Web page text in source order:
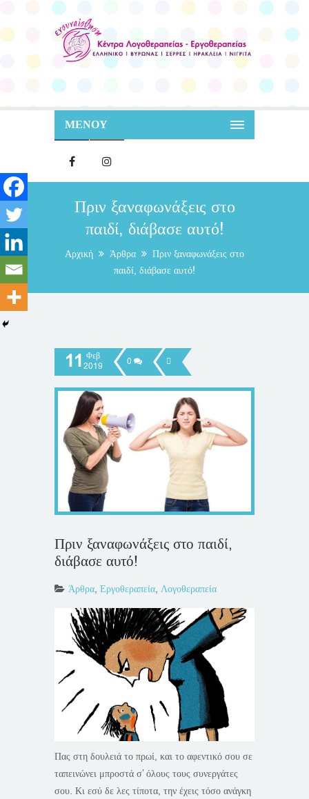
ΜΕΝΟΥ
Πριν ξαναφωνάξεις στο
παιδί, διάβασε αυτό!
Αρχική Άρθρα
Πριν ξαναφωνάξεις στο
παιδί, διάβασε αυτό!
11 Φεβ
2019
0
Πριν ξαναφωνάξεις στο παιδί,
διάβασε αυτό!
Άρθρα, Εργοθεραπεία, Λογοθεραπεία
Πας στη δουλειά το πρωί, και το αφεντικό σου σε
ταπεινώνει μπροστά σ’ όλους τους συνεργάτες
σου. Κι εσύ δε λες τίποτα, την έχεις τόσο ανάγκη